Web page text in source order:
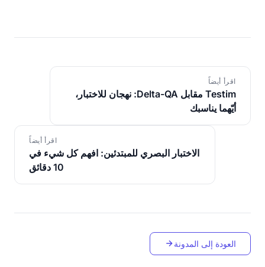
اقرأ أيضاً
Testim مقابل Delta-QA: نهجان للاختبار،
أيّهما يناسبك
اقرأ أيضاً
الاختبار البصري للمبتدئين: افهم كل شيء في
10 دقائق
العودة إلى المدونة